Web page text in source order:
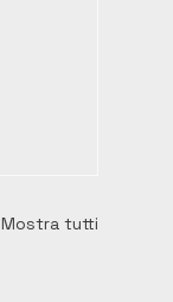
Mostra tutti